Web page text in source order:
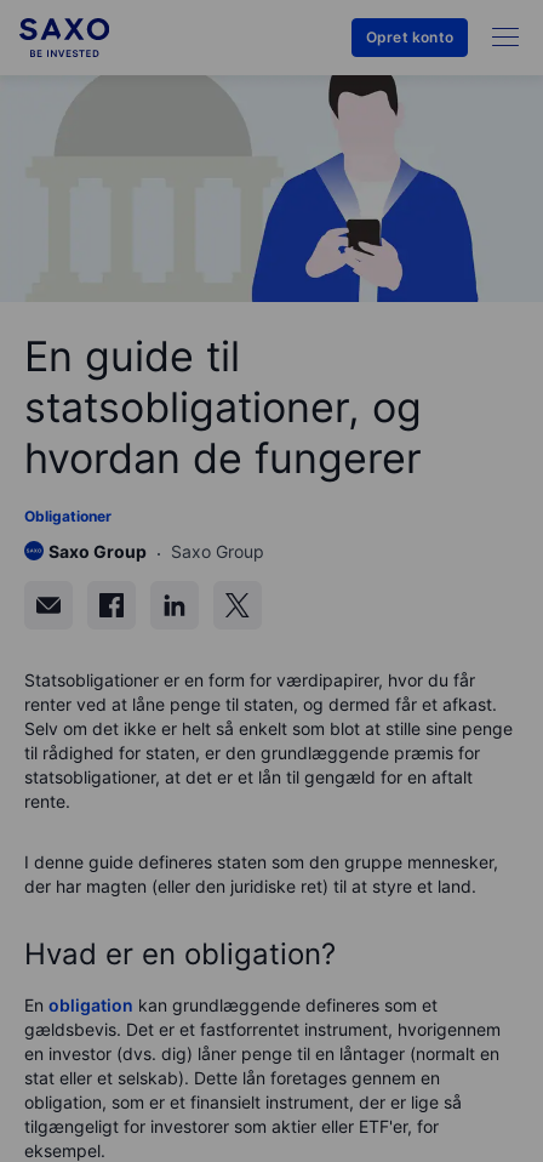
Opret konto
En guide til
statsobligationer, og
hvordan de fungerer
Obligationer
Saxo Group Saxo Group
Statsobligationer er en form for værdipapirer, hvor du får
renter ved at låne penge til staten, og dermed får et afkast.
Selv om det ikke er helt så enkelt som blot at stille sine penge
til rådighed for staten, er den grundlæggende præmis for
statsobligationer, at det er et lån til gengæld for en aftalt
rente.
I denne guide defineres staten som den gruppe mennesker,
der har magten (eller den juridiske ret) til at styre et land.
Hvad er en obligation?
En obligation kan grundlæggende defineres som et
gældsbevis. Det er et fastforrentet instrument, hvorigennem
en investor (dvs. dig) låner penge til en låntager (normalt en
stat eller et selskab). Dette lån foretages gennem en
obligation, som er et finansielt instrument, der er lige så
tilgængeligt for investorer som aktier eller ETF'er, for
eksempel.